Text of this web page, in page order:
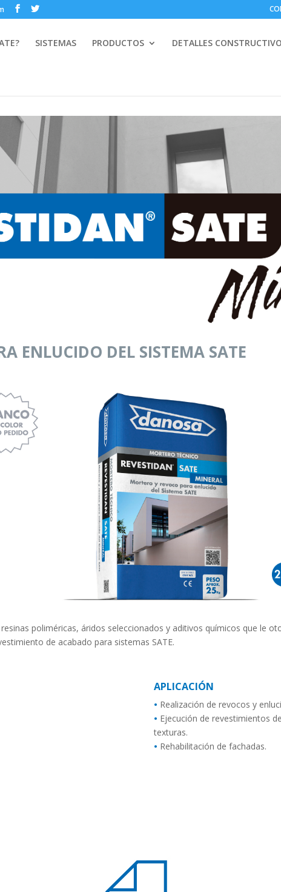
SISTEMAS PRODUCTOS DETALLES
ENLUCIDO DEL SISTEMA SATE
poliméricas, áridos seleccionados y aditivos químicos que le
de acabado para sistemas SATE.
APLICACIÓN
• Realización de revocos y
• Ejecución de revestimientos
texturas.
• Rehabilitación de fachadas.